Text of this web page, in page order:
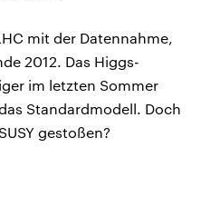
mit der Datennahme,
2012. Das Higgs-
im letzten Sommer
Standardmodell. Doch
gestoßen?